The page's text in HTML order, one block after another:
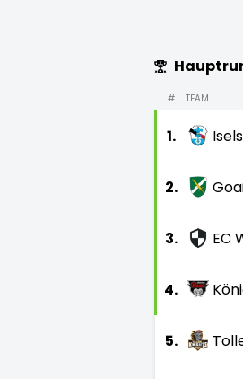
# TEAM
1. Isels
2.
3. EC
4.
5.